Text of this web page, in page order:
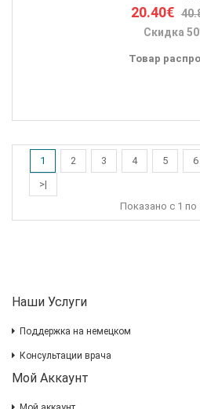
20.40€
Скидка
Товар
1 2 3 4 5 6
>|
Показано с 1 по
Наши Услуги
Поддержка на немецком
Консультации врача
Мой Аккаунт